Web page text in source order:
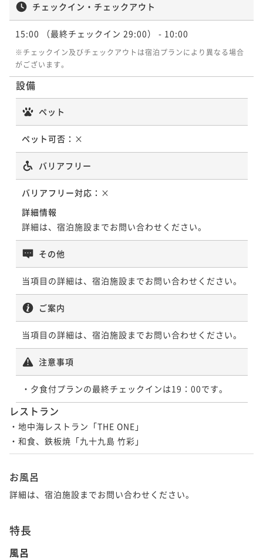
チェックイン・チェックアウト
15:00 （最終チェックイン 29:00） - 10:00
※チェックイン及びチェックアウトは宿泊プランにより異なる場合
がございます。
設備
ペット
ペット可否： ×
バリアフリー
バリアフリー対応： ×
詳細情報
詳細は、宿泊施設までお問い合わせください。
その他
当項目の詳細は、宿泊施設までお問い合わせください。
ご案内
当項目の詳細は、宿泊施設までお問い合わせください。
注意事項
・夕食付プランの最終チェックインは19：00です。
レストラン
・地中海レストラン「THE ONE」
・和食、鉄板焼「九十九島 竹彩」
お風呂
詳細は、宿泊施設までお問い合わせください。
特長
風呂